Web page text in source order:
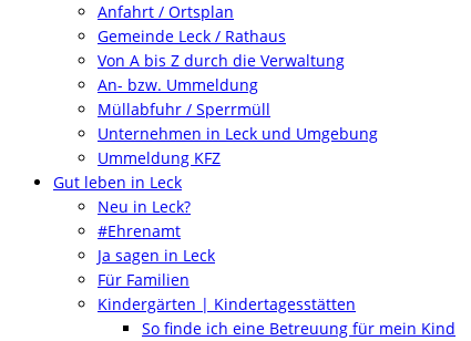
Anfahrt / Ortsplan
Gemeinde Leck / Rathaus
Von A bis Z durch die Verwaltung
An- bzw. Ummeldung
Müllabfuhr / Sperrmüll
Unternehmen in Leck und Umgebung
Ummeldung KFZ
Gut leben in Leck
Neu in Leck?
#Ehrenamt
Ja sagen in Leck
Für Familien
Kindergärten | Kindertagesstätten
So finde ich eine Betreuung für mein Kind